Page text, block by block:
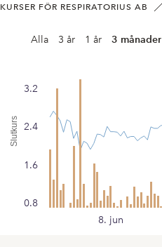
KURSER FÖR RESPIRATORIUS AB
Alla 3 år 1 år 3 månader
Slutkurs
8. jun
0.8
1.6
2.4
3.2